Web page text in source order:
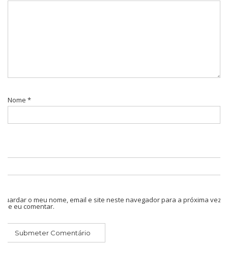
Nome *
Guardar o meu nome, email e site neste navegador para a próxima vez
que eu comentar.